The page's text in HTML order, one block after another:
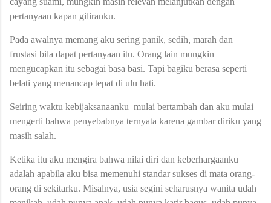
pertanyaan kapan giliranku.
Pada awalnya memang aku sering panik, sedih, marah dan
frustasi bila dapat pertanyaan itu. Orang lain mungkin
mengucapkan itu sebagai basa basi. Tapi bagiku berasa seperti
belati yang menancap tepat di ulu hati.
Seiring waktu kebijaksanaanku mulai bertambah dan aku mulai
mengerti bahwa penyebabnya ternyata karena gambar diriku yang
masih salah.
Ketika itu aku mengira bahwa nilai diri dan keberhargaanku
adalah apabila aku bisa memenuhi standar sukses di mata orang-
orang di sekitarku. Misalnya, usia segini seharusnya wanita udah